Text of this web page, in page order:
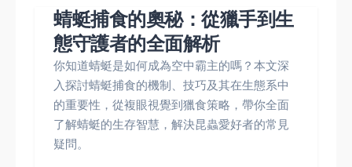
蜻蜓捕食的奧秘：從獵手到生
態守護者的全面解析
你知道蜻蜓是如何成為空中霸主的嗎？本文深
入探討蜻蜓捕食的機制、技巧及其在生態系中
的重要性，從複眼視覺到獵食策略，帶你全面
了解蜻蜓的生存智慧，解決昆蟲愛好者的常見
疑問。